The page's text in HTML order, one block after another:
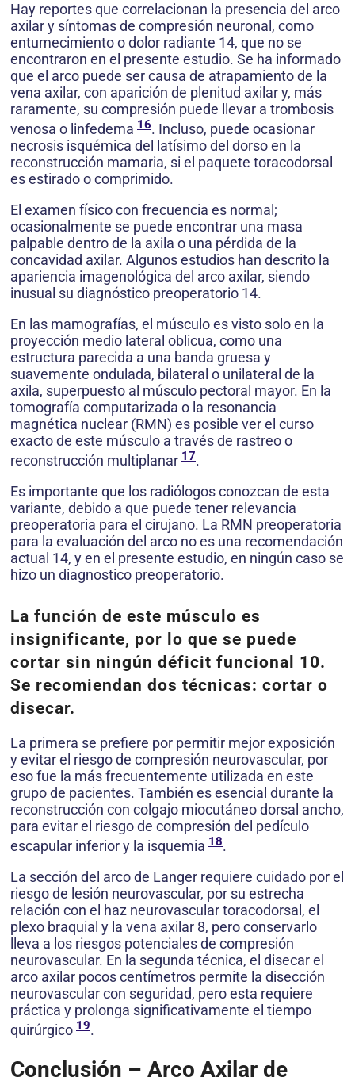
Hay reportes que correlacionan la presencia del arco
axilar y síntomas de compresión neuronal, como
entumecimiento o dolor radiante 14, que no se
encontraron en el presente estudio. Se ha informado
que el arco puede ser causa de atrapamiento de la
vena axilar, con aparición de plenitud axilar y, más
raramente, su compresión puede llevar a trombosis
venosa o linfedema 16. Incluso, puede ocasionar
necrosis isquémica del latísimo del dorso en la
reconstrucción mamaria, si el paquete toracodorsal
es estirado o comprimido.
El examen físico con frecuencia es normal;
ocasionalmente se puede encontrar una masa
palpable dentro de la axila o una pérdida de la
concavidad axilar. Algunos estudios han descrito la
apariencia imagenológica del arco axilar, siendo
inusual su diagnóstico preoperatorio 14.
En las mamografías, el músculo es visto solo en la
proyección medio lateral oblicua, como una
estructura parecida a una banda gruesa y
suavemente ondulada, bilateral o unilateral de la
axila, superpuesto al músculo pectoral mayor. En la
tomografía computarizada o la resonancia
magnética nuclear (RMN) es posible ver el curso
exacto de este músculo a través de rastreo o
reconstrucción multiplanar 17.
Es importante que los radiólogos conozcan de esta
variante, debido a que puede tener relevancia
preoperatoria para el cirujano. La RMN preoperatoria
para la evaluación del arco no es una recomendación
actual 14, y en el presente estudio, en ningún caso se
hizo un diagnostico preoperatorio.
La función de este músculo es
insignificante, por lo que se puede
cortar sin ningún déficit funcional 10.
Se recomiendan dos técnicas: cortar o
disecar.
La primera se prefiere por permitir mejor exposición
y evitar el riesgo de compresión neurovascular, por
eso fue la más frecuentemente utilizada en este
grupo de pacientes. También es esencial durante la
reconstrucción con colgajo miocutáneo dorsal ancho,
para evitar el riesgo de compresión del pedículo
escapular inferior y la isquemia 18.
La sección del arco de Langer requiere cuidado por el
riesgo de lesión neurovascular, por su estrecha
relación con el haz neurovascular toracodorsal, el
plexo braquial y la vena axilar 8, pero conservarlo
lleva a los riesgos potenciales de compresión
neurovascular. En la segunda técnica, el disecar el
arco axilar pocos centímetros permite la disección
neurovascular con seguridad, pero esta requiere
práctica y prolonga significativamente el tiempo
quirúrgico 19.
Conclusión – Arco Axilar de